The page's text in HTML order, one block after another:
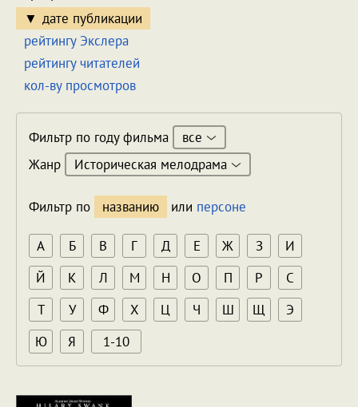
дате публикации
рейтингу Экслера
рейтингу читателей
кол-ву просмотров
Фильтр по году фильма
все
Жанр
Историческая мелодрама
Фильтр по названию или персоне
А Б В Г Д Е Ж З
И
Й
К Л М Н О П Р
С
Т
У Ф Х Ц Ч Ш Щ
Э
Ю
Я 1-10